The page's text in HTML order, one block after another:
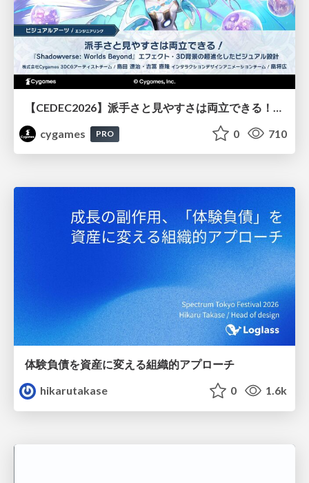
cygames
PRO 0 710
体験負債を資産に変える組織的アプローチ
hikarutakase
0 1.6k